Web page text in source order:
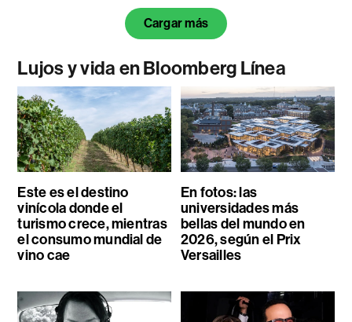
Cargar más
Lujos y vida en Bloomberg Línea
Este es el destino
vinícola donde el
turismo crece, mientras
el consumo mundial de
vino cae
En fotos: las
universidades más
bellas del mundo en
2026, según el Prix
Versailles